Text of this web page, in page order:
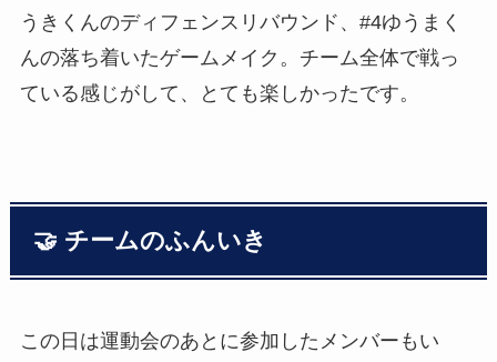
うきくんのディフェンスリバウンド、#4ゆうまく
んの落ち着いたゲームメイク。チーム全体で戦っ
ている感じがして、とても楽しかったです。
🤝 チームのふんいき
この日は運動会のあとに参加したメンバーもい